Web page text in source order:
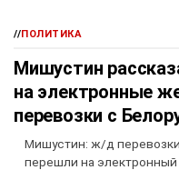
//ПОЛИТИКА
Мишустин
на электронные
перевозки с
Мишустин: ж/д
перешли на электронный